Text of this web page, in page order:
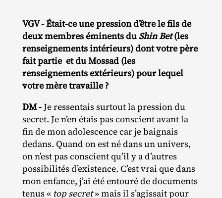
VGV - Était-ce une pression d’être le fils de
deux membres éminents du Shin Bet(les
renseignements intérieurs) dont votre père
fait partie et du Mossad (les
renseignements extérieurs) pour lequel
votre mère travaille ?
DM -Je ressentais surtout la pression du
secret. Je n’en étais pas conscient avant la
fin de mon adolescence car je baignais
dedans. Quand on est né dans un univers,
on n’est pas conscient qu’il y a d’autres
possibilités d’existence. C’est vrai que dans
mon enfance, j’ai été entouré de documents
tenus « top secret» mais il s’agissait pour